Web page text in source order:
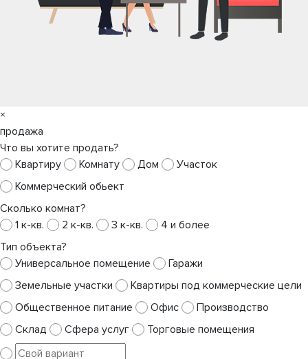
×
продажа
Что вы хотите продать?
Квартиру
Комнату Дом
Участок
Коммерческий обьект
Сколько комнат?
1 к-кв.
2 к-кв. 3 к-кв.
4 и более
Тип объекта?
Универсальное помещение
Гаражи
Земельные участки
Квартиры под коммерческие цели
Общественное питание
Офис
Производство
Склад
Сфера услуг Торговые помещения